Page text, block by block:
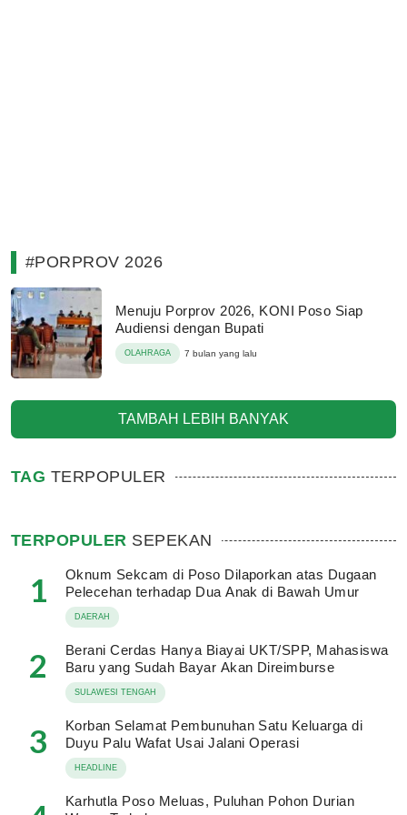
#PORPROV 2026
Menuju Porprov 2026, KONI Poso Siap
Audiensi dengan Bupati
OLAHRAGA 7 bulan yang lalu
TAMBAH LEBIH BANYAK
TAG TERPOPULER
TERPOPULER SEPEKAN
1
Oknum Sekcam di Poso Dilaporkan atas Dugaan
Pelecehan terhadap Dua Anak di Bawah Umur
DAERAH
2
Berani Cerdas Hanya Biayai UKT/SPP, Mahasiswa
Baru yang Sudah Bayar Akan Direimburse
SULAWESI TENGAH
3
Korban Selamat Pembunuhan Satu Keluarga di
Duyu Palu Wafat Usai Jalani Operasi
HEADLINE
Karhutla Poso Meluas, Puluhan Pohon Durian